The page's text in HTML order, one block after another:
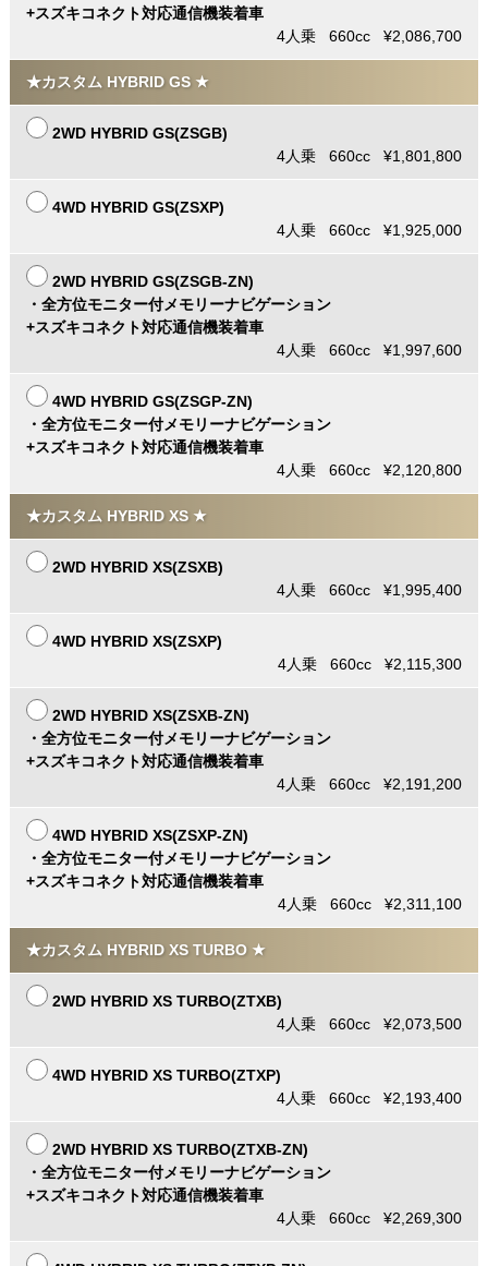
+スズキコネクト対応通信機装着車
4人乗 660cc ¥2,086,700
★カスタム HYBRID GS ★
2WD HYBRID GS(ZSGB)
4人乗 660cc ¥1,801,800
4WD HYBRID GS(ZSXP)
4人乗 660cc ¥1,925,000
2WD HYBRID GS(ZSGB-ZN)
・全方位モニター付メモリーナビゲーション
+スズキコネクト対応通信機装着車
4人乗 660cc ¥1,997,600
4WD HYBRID GS(ZSGP-ZN)
・全方位モニター付メモリーナビゲーション
+スズキコネクト対応通信機装着車
4人乗 660cc ¥2,120,800
★カスタム HYBRID XS ★
2WD HYBRID XS(ZSXB)
4人乗 660cc ¥1,995,400
4WD HYBRID XS(ZSXP)
4人乗 660cc ¥2,115,300
2WD HYBRID XS(ZSXB-ZN)
・全方位モニター付メモリーナビゲーション
+スズキコネクト対応通信機装着車
4人乗 660cc ¥2,191,200
4WD HYBRID XS(ZSXP-ZN)
・全方位モニター付メモリーナビゲーション
+スズキコネクト対応通信機装着車
4人乗 660cc ¥2,311,100
★カスタム HYBRID XS TURBO ★
2WD HYBRID XS TURBO(ZTXB)
4人乗 660cc ¥2,073,500
4WD HYBRID XS TURBO(ZTXP)
4人乗 660cc ¥2,193,400
2WD HYBRID XS TURBO(ZTXB-ZN)
・全方位モニター付メモリーナビゲーション
+スズキコネクト対応通信機装着車
4人乗 660cc ¥2,269,300